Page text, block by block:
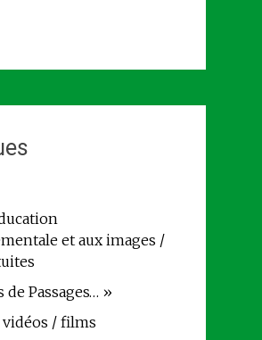
et aux images /
Passages… »
vidéos / films